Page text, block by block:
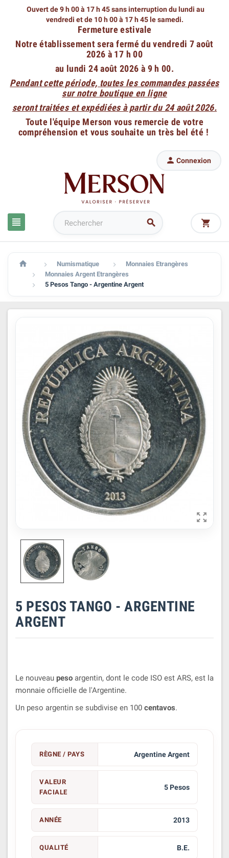
Ouvert de 9 h 00 à 17 h 45 sans interruption du lundi au
vendredi et de 10 h 00 à 17 h 45 le samedi.
Fermeture estivale
Notre établissement sera fermé du vendredi 7 août
2026 à 17 h 00
au lundi 24 août 2026 à 9 h 00.
Pendant cette période, toutes les commandes passées
sur notre boutique en ligne
seront traitées et expédiées à partir du 24 août 2026.
Toute l'équipe Merson vous remercie de votre
compréhension et vous souhaite un très bel été !
 
 Connexion

  Numismatique  Monnaies Etrangères
 Monnaies Argent Etrangères
 5 Pesos Tango - Argentine Argent

5 PESOS TANGO - ARGENTINE
ARGENT
Le nouveau peso argentin, dont le code ISO est ARS, est la
monnaie officielle de l'Argentine.
Un peso argentin se subdivise en 100 centavos.
RÈGNE / PAYS Argentine Argent
VALEUR
FACIALE
5 Pesos
ANNÉE 2013
QUALITÉ B.E.